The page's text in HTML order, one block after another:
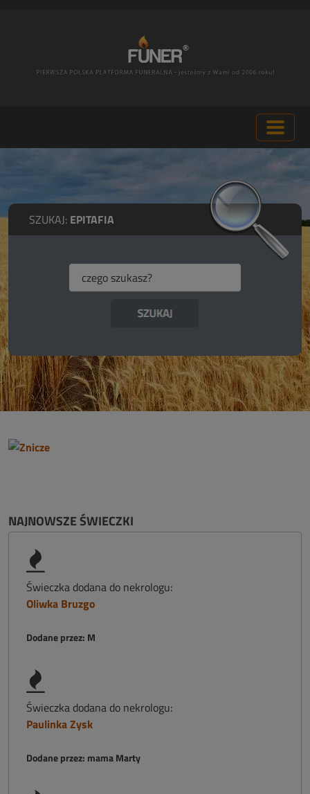
SZUKAJ: EPITAFIA
NAJNOWSZE ŚWIECZKI
Świeczka dodana do nekrologu:
Oliwka Bruzgo
Dodane przez: M
Świeczka dodana do nekrologu:
Paulinka Zysk
Dodane przez: mama Marty